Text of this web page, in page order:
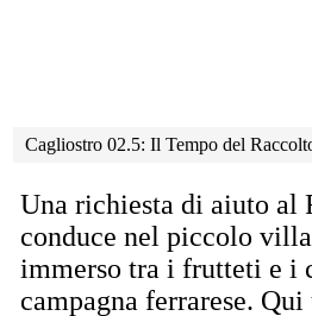
Cagliostro 02.5: Il Tempo del
Una richiesta di aiuto al
conduce nel piccolo
immerso tra i frutteti e i
campagna ferrarese.